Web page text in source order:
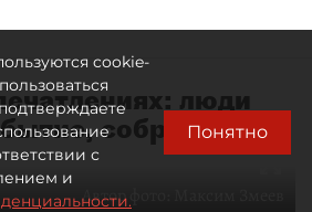
люди
собранное
Автор фото:
cookie-
с
и
Понятно